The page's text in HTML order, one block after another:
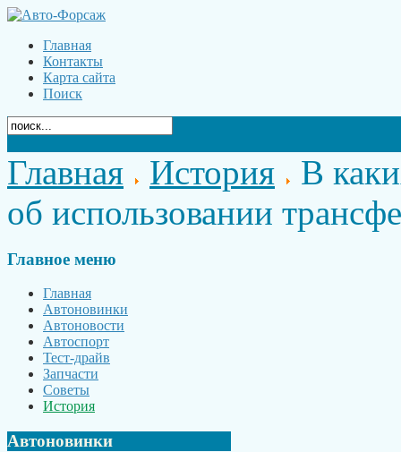
Главная
Контакты
Карта сайта
Поиск
Главная История
В
об использовании
Главное меню
Главная
Автоновинки
Автоновости
Автоспорт
Тест-драйв
Запчасти
Советы
История
Автоновинки